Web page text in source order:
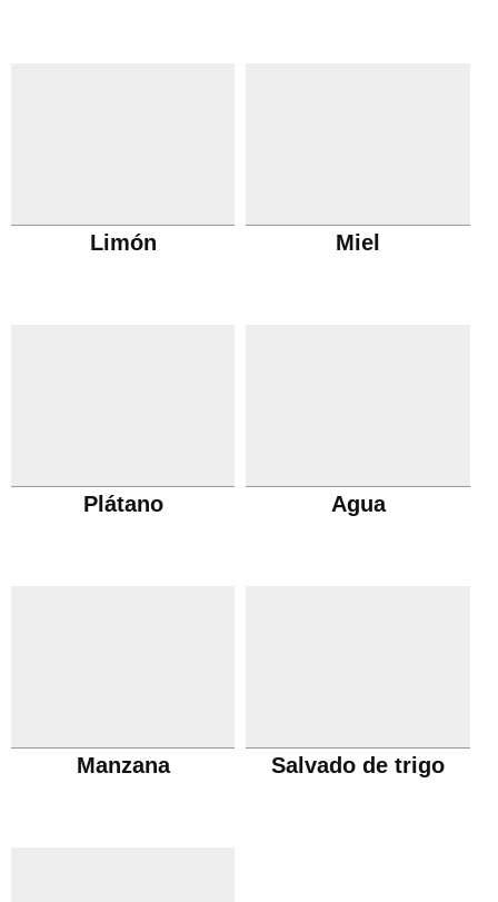
Limón Miel
Plátano Agua
Manzana Salvado de trigo